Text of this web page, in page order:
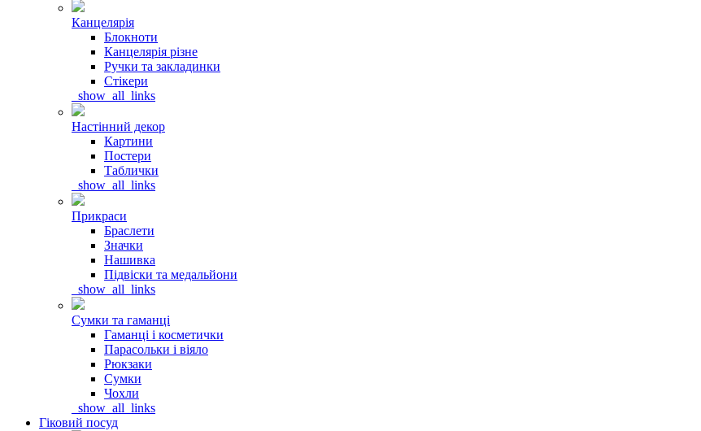
Канцелярія
Блокноти
Канцелярія різне
Ручки та закладинки
Стікери
_show_all_links
Настінний декор
Картини
Постери
Таблички
_show_all_links
Прикраси
Браслети
Значки
Нашивка
Підвіски та медальйони
_show_all_links
Сумки та гаманці
Гаманці і косметички
Парасольки і віяло
Рюкзаки
Сумки
Чохли
_show_all_links
Гіковий посуд